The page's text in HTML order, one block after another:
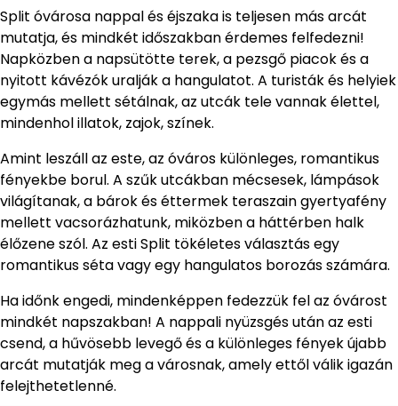
Split óvárosa nappal és éjszaka is teljesen más arcát
mutatja, és mindkét időszakban érdemes felfedezni!
Napközben a napsütötte terek, a pezsgő piacok és a
nyitott kávézók uralják a hangulatot. A turisták és helyiek
egymás mellett sétálnak, az utcák tele vannak élettel,
mindenhol illatok, zajok, színek.
Amint leszáll az este, az óváros különleges, romantikus
fényekbe borul. A szűk utcákban mécsesek, lámpások
világítanak, a bárok és éttermek teraszain gyertyafény
mellett vacsorázhatunk, miközben a háttérben halk
élőzene szól. Az esti Split tökéletes választás egy
romantikus séta vagy egy hangulatos borozás számára.
Ha időnk engedi, mindenképpen fedezzük fel az óvárost
mindkét napszakban! A nappali nyüzsgés után az esti
csend, a hűvösebb levegő és a különleges fények újabb
arcát mutatják meg a városnak, amely ettől válik igazán
felejthetetlenné.